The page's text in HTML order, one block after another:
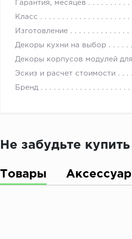
Гарантия, месяцев
Класс
Изготовление
Декоры кухни на выбор
Декоры корпусов модулей
Эскиз и расчет стоимости
Бренд
Все цвета или параметры
Точную стоимость кухонной
Не забудьте купить
Товары